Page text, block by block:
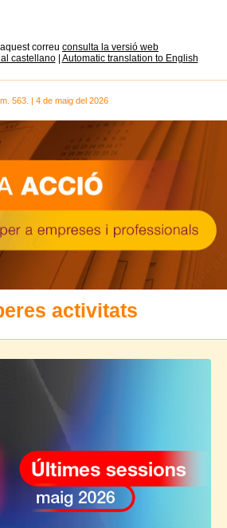
correu consulta la versió web
castellano| Automatic translation to English
563. | 4 de maig del 2026
activitats